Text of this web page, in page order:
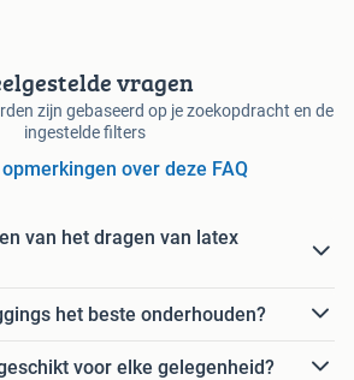
vragen
zijn gebaseerd op je zoekopdracht en de
ingestelde filters
opmerkingen over deze FAQ
van het dragen van latex
het beste onderhouden?
voor elke gelegenheid?